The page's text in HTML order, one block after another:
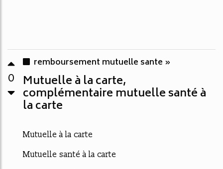
0
remboursement mutuelle sante »
Mutuelle à la carte,
complémentaire mutuelle santé à
la carte
Mutuelle à la carte
Mutuelle santé à la carte